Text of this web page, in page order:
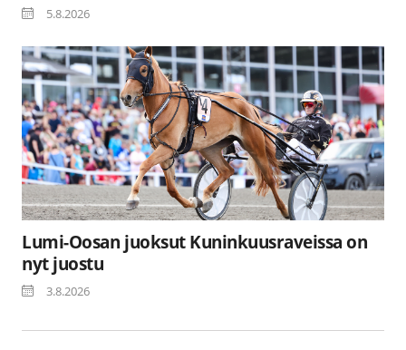
5.8.2026
Lumi-Oosan juoksut Kuninkuusraveissa on
nyt juostu
3.8.2026